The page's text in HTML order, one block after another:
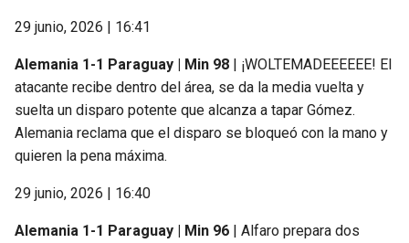
29 junio, 2026 | 16:41
Alemania 1-1 Paraguay | Min 98
| ¡WOLTEMADEEEEEE! El
atacante recibe dentro del área, se da la media vuelta y
suelta un disparo potente que alcanza a tapar Gómez.
Alemania reclama que el disparo se bloqueó con la mano y
quieren la pena máxima.
29 junio, 2026 | 16:40
Alemania 1-1 Paraguay | Min 96
| Alfaro prepara dos